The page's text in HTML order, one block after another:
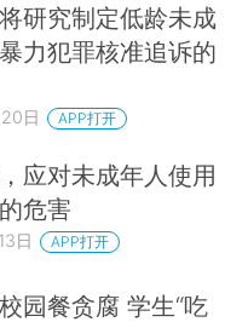
研究制定低龄未成
力犯罪核准追诉的
日 APP打开
应对未成年人使用
危害
日 APP打开
园餐贪腐 学生“吃